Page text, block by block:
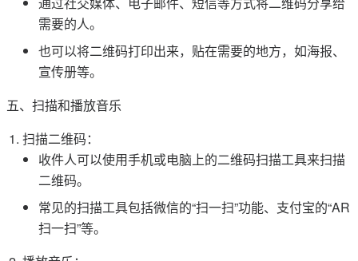
需要的人。
也可以将二维码打印出来，贴在需要的地方，如海报、
宣传册等。
五、扫描和播放音乐
扫描二维码：
收件人可以使用手机或电脑上的二维码扫描工具来扫描
二维码。
常见的扫描工具包括微信的“扫一扫”功能、支付宝的“AR
扫一扫”等。